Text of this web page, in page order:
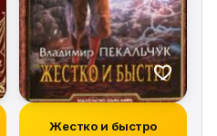
Жестко и быстро